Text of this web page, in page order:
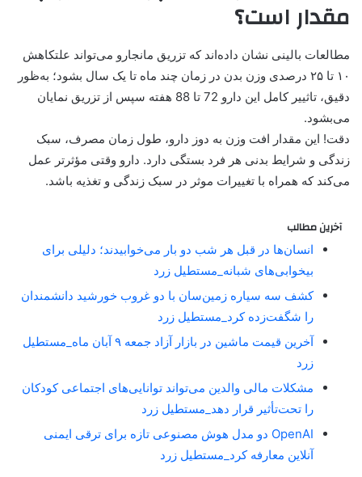
مقدار است؟
مطالعات بالینی نشان داده‌اند که تزریق مانجارو می‌تواند علتکاهش
۱۰ تا ۲۵ درصدی وزن بدن در زمان چند ماه تا یک سال بشود؛ به‌ظور
دقیق، تاثییر کامل این دارو 72 تا 88 هفته سپس از تزریق نمایان
می‌بشود.
دقت! این مقدار افت وزن به دوز دارو، طول زمان مصرف، سبک
زندگی و شرایط بدنی هر فرد بستگی دارد. دارو وقتی مؤثرتر عمل
می‌کند که همراه با تغییرات موثر در سبک زندگی و تغذیه باشد.
آخرین مطالب
انسان‌ها در قبل هر شب دو بار می‌خوابیدند؛ دلیلی برای
بیخوابی‌های شبانه_مستطیل زرد
کشف سه سیاره زمین‌سان با دو غروب خورشید دانشمندان
را شگفت‌زده کرد_مستطیل زرد
آخرین قیمت ماشین در بازار آزاد جمعه ۹ آبان ماه_مستطیل
زرد
مشکلات مالی والدین می‌تواند توانایی‌های اجتماعی کودکان
را تحت‌تأثیر قرار دهد_مستطیل زرد
OpenAI دو مدل هوش مصنوعی تازه برای ترقی ایمنی
آنلاین معارفه کرد_مستطیل زرد